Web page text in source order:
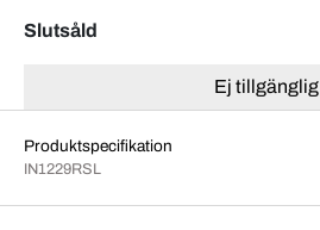
Slutsåld
Ej tillgänglig
Produktspecifikation
IN1229RSL